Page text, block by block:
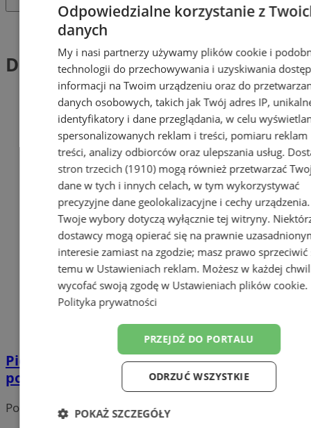
Tag: Do pobrania
Do pobrania (1)
Pierwszy budżet Gliwic „w pigułce” – do
pobrania i wydruku
Portal należy do sieci
Odpowiedzialne korzystanie z
danych
My i nasi partnerzy używamy plików cookie i
technologii do przechowywania i uzyskiwania
informacji na Twoim urządzeniu oraz do
danych osobowych, takich jak Twój adres IP,
identyfikatory i dane przeglądania, w celu
spersonalizowanych reklam i treści, pomiaru reklam
treści, analizy odbiorców oraz ulepszania usług.
stron trzecich (1910)mogą również przetwarzać
dane w tych i innych celach, w tym wykorzystywać
precyzyjne dane geolokalizacyjne i cechy urządzenia.
Twoje wybory dotyczą wyłącznie tej witryny.
dostawcy mogą opierać się na prawnie
interesie zamiast na zgodzie; masz prawo sprzeciwić
temu w Ustawieniach reklam. Możesz w każdej
wycofać swoją zgodę w Ustawieniach plików cookie.
Polityka prywatności
PRZEJDŹ DO PORTALU
ODRZUĆ WSZYSTKIE
POKAŻ SZCZEGÓŁY